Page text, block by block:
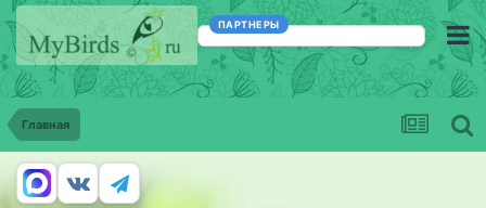
ПАРТНЕРЫ
Главная